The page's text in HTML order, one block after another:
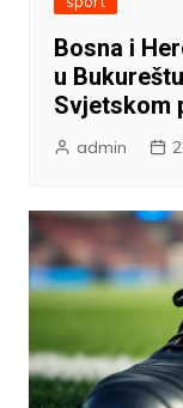
Bosna i
u
Svjetskom
admin